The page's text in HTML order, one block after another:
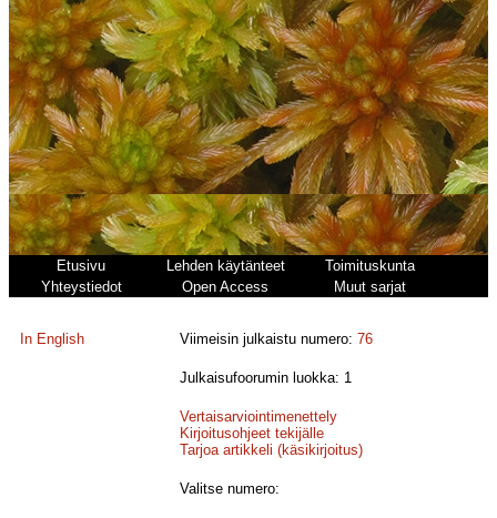
Etusivu Lehden käytänteet
Toimituskunta
Yhteystiedot
Open Access Muut sarjat
In English Viimeisin julkaistu numero:76
Julkaisufoorumin luokka: 1
Vertaisarviointimenettely
Kirjoitusohjeet tekijälle
Tarjoa artikkeli (käsikirjoitus)
Valitse numero: